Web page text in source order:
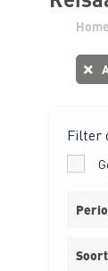
Home
Filter